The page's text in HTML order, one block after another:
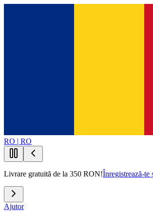
RO | RO
Livrare gratuită de la 350 RON!Înregistrează-te
Ajutor